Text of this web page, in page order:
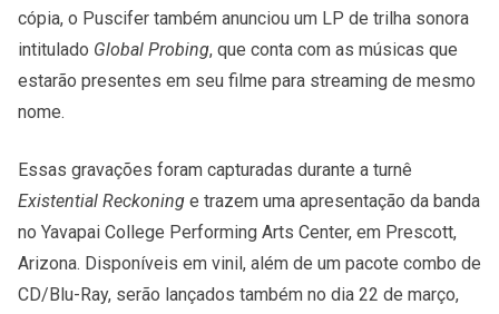
cópia, o Puscifer também anunciou um LP de trilha sonora
intitulado Global Probing, que conta com as músicas que
estarão presentes em seu filme para streaming de mesmo
nome.
Essas gravações foram capturadas durante a turnê
Existential Reckoning e trazem uma apresentação da banda
no Yavapai College Performing Arts Center, em Prescott,
Arizona. Disponíveis em vinil, além de um pacote combo de
CD/Blu-Ray, serão lançados também no dia 22 de março,